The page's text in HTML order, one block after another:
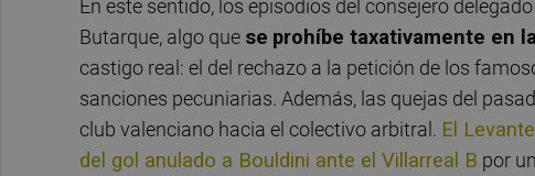
En este sentido, los episodios del consejero
Butarque, algo que se prohíbe taxativamente en
castigo real: el del rechazo a la petición de los
sanciones pecuniarias. Además, las quejas del
club valenciano hacia el colectivo arbitral. El
del gol anulado a Bouldini ante el Villarreal B por